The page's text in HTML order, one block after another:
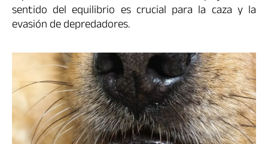
sentido del equilibrio es crucial para la caza y la
evasión de depredadores.